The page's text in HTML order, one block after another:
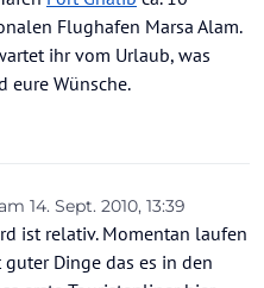
Flughafen Marsa Alam.
ihr vom Urlaub, was
eure Wünsche.
14. Sept. 2010, 13:39
von
ist relativ. Momentan laufen
Dinge das es in den